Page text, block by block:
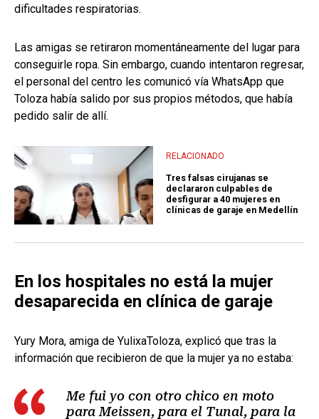
dificultades respiratorias.
Las amigas se retiraron momentáneamente del lugar para
conseguirle ropa. Sin embargo, cuando intentaron regresar,
el personal del centro les comunicó vía WhatsApp que
Toloza había salido por sus propios métodos, que había
pedido salir de allí.
RELACIONADO
Tres falsas cirujanas se
declararon culpables de
desfigurar a 40 mujeres en
clínicas de garaje en Medellín
En los hospitales no está la mujer
desaparecida en clínica de garaje
Yury Mora, amiga de YulixaToloza, explicó que tras la
información que recibieron de que la mujer ya no estaba:
Me fui yo con otro chico en moto
para Meissen, para el Tunal, para la